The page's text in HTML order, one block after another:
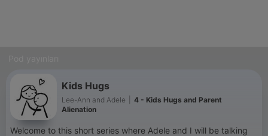
Kids Hugs
Lee-Ann and Adele
4 - Kids Hugs and Parent
Alienation
Welcome to this short series where Adele and I will be talking